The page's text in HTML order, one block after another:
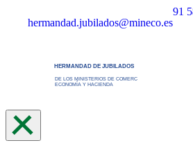
hermandad.jubilados@mineco.es
91